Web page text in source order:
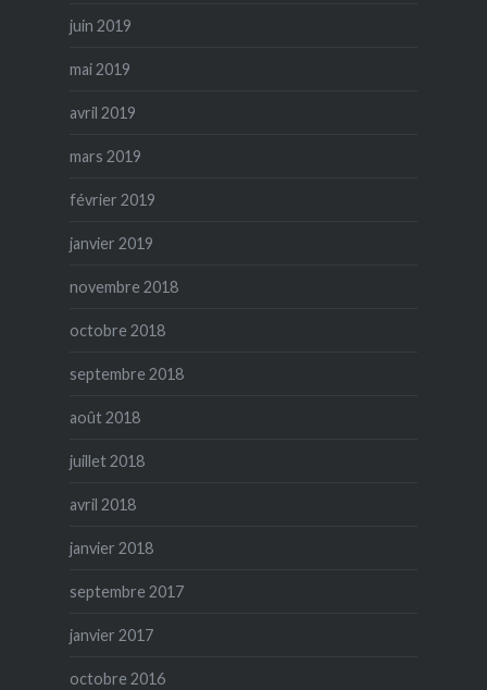
juin 2019
mai 2019
avril 2019
mars 2019
février 2019
janvier 2019
novembre 2018
octobre 2018
septembre 2018
août 2018
juillet 2018
avril 2018
janvier 2018
septembre 2017
janvier 2017
octobre 2016